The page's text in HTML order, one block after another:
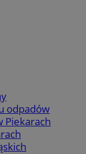
odpadów
Piekarach